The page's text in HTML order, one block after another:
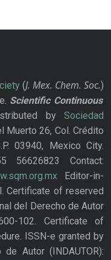
(J. Mex. Chem. Soc.)
Scientific Continuous
bySociedad
Muerto 26, Col. Crédito
03940, Mexico City.
56626823 Contact:
Editor-in-
Certificate of reserved
del Derecho de Autor
102. Certificate of
ISSN-e granted by
Autor (INDAUTOR):